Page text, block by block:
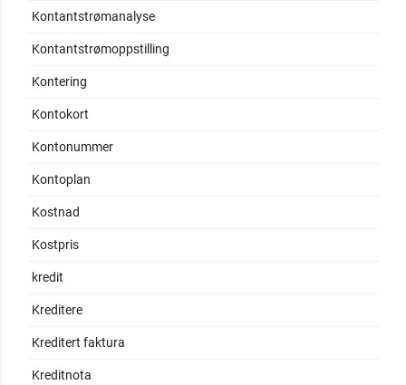
Kontantstrømanalyse
Kontantstrømoppstilling
Kontering
Kontokort
Kontonummer
Kontoplan
Kostnad
Kostpris
kredit
Kreditere
Kreditert faktura
Kreditnota